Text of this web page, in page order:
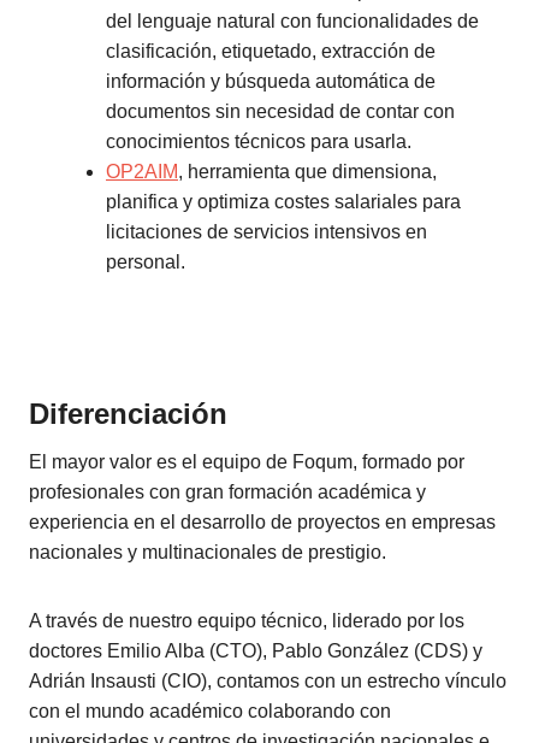
del lenguaje natural con funcionalidades de
clasificación, etiquetado, extracción de
información y búsqueda automática de
documentos sin necesidad de contar con
conocimientos técnicos para usarla.
OP2AIM, herramienta que dimensiona,
planifica y optimiza costes salariales para
licitaciones de servicios intensivos en
personal.
Diferenciación
El mayor valor es el equipo de Foqum, formado por
profesionales con gran formación académica y
experiencia en el desarrollo de proyectos en empresas
nacionales y multinacionales de prestigio.
A través de nuestro equipo técnico, liderado por los
doctores Emilio Alba (CTO), Pablo González (CDS) y
Adrián Insausti (CIO), contamos con un estrecho vínculo
con el mundo académico colaborando con